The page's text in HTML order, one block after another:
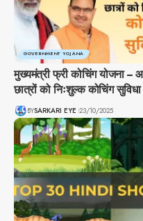
GOVERNMENT YOJANA
मुख्यमंत्री फ्री कोचिंग योजना
छात्रों को निःशुल्क कोचिंग सुविधा
BYSARKARI EYE 23/10/2025